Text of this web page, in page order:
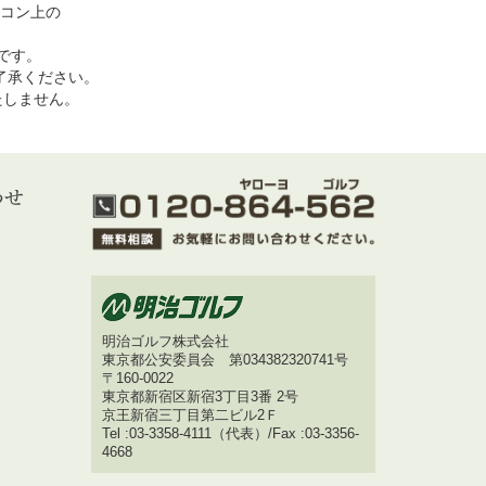
ン上の
。
ください。
ません。
明治ゴルフ株式会社
東京都公安委員会 第034382320741号
〒160-0022
東京都新宿区新宿3丁目3番 2号
京王新宿三丁目第二ビル2Ｆ
Tel :03-3358-4111（代表）/Fax :03-3356-
4668